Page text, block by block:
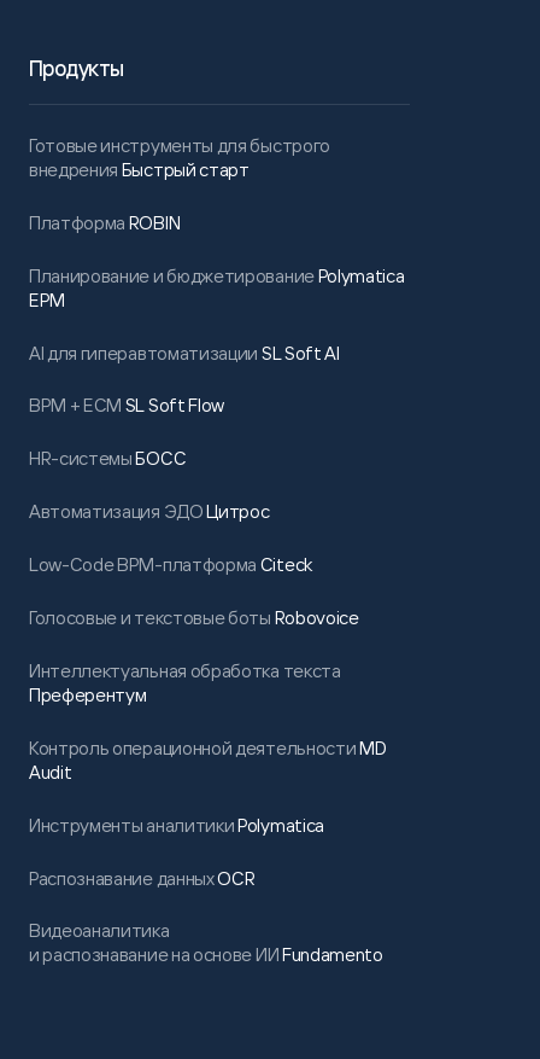
Продукты
Готовые инструменты для быстрого
внедрения Быстрый старт
Платформа ROBIN
Планирование и бюджетированиеPolymatica
EPM
AI для гиперавтоматизации SL Soft AI
BPM + ECM SL Soft Flow
HR-системыБОСС
Автоматизация ЭДОЦитрос
Low-Code BPM-платформа Citeck
Голосовые и текстовые боты Robovoice
Интеллектуальная обработка текста
Преферентум
Контроль операционной деятельностиMD
Audit
Инструменты аналитикиPolymatica
Распознавание данныхOCR
Видеоаналитика
и распознавание на основе ИИFundamento